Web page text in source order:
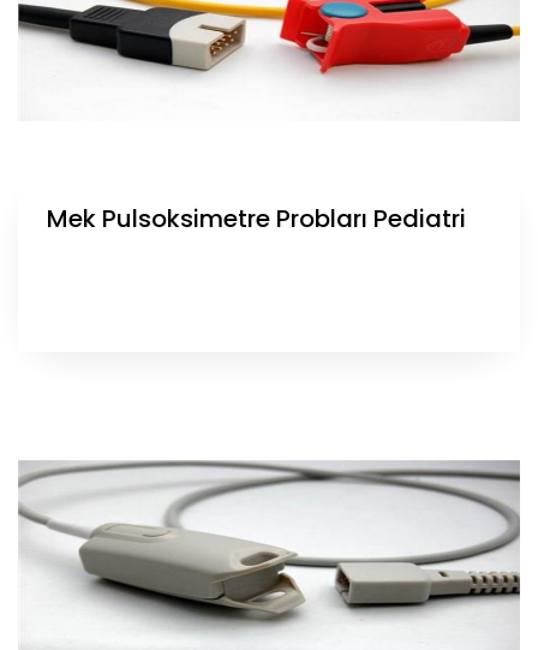
Mek Pulsoksimetre Probları Pediatri